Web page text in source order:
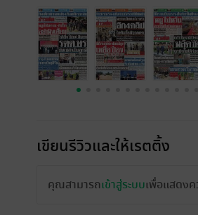
เขียนรีวิวและให้เรตติ้ง
คุณสามารถเข้าสู่ระบบเพื่อแสดงค